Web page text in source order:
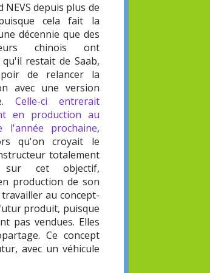
NEVS depuis plus de
cela fait la
décennie que des
chinois ont
restait de Saab,
de relancer la
avec une version
Celle-ci entrerait
en production au
l'année prochaine,
qu'on croyait le
totalement
sur cet objectif,
production de son
au concept-
produit, puisque
pas vendues. Elles
Ce concept
avec un véhicule